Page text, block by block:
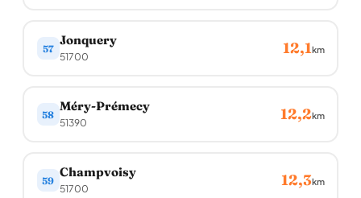
57
Jonquery
51700 12,1km
58
Méry-Prémecy
51390 12,2km
59
Champvoisy
51700 12,3km